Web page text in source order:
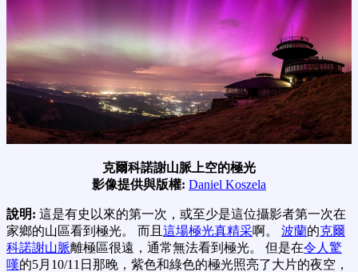
克爾科諾謝山脈上空的極光
影像提供與版權: Daniel Koszela
說明: 這是有史以來的第一次，或至少是這位攝影者第一次在
家鄉的山區看到極光。 而且 這場極光真精采啊。 波蘭的克爾
科諾謝山脈離極區很遠，通常無法看到極光。 但是在令人驚
嘆的5月10/11日那晚，紫色和綠色的極光照亮了大片的夜空，